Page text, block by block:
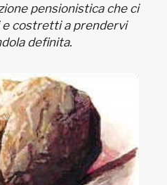
pensionistica che ci
costretti a prendervi
definita.